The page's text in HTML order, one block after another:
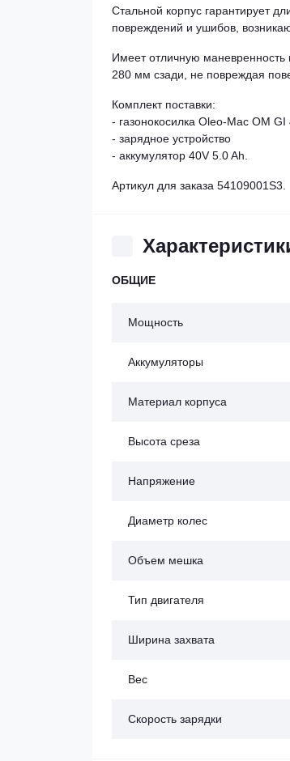
Стальной корпус гарантирует
повреждений и ушибов,
Имеет отличную
280 мм сзади, не повреждая
Комплект поставки:
- газонокосилка Oleo-Mac OM GI
- зарядное устройство
- аккумулятор 40V 5.0 Ah.
Артикул для заказа 54109001S3.
ОБЩИЕ
Мощность
Аккумуляторы
Материал корпуса
Высота среза
Напряжение
Диаметр колес
Объем мешка
Тип двигателя
Ширина захвата
Вес
Скорость зарядки